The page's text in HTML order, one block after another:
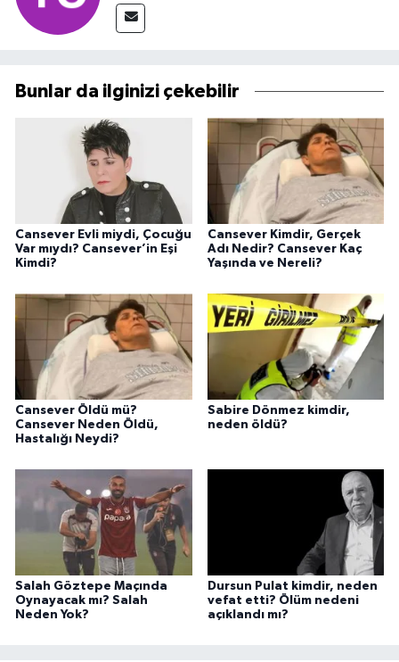
Bunlar da ilginizi çekebilir
Cansever Evli miydi, Çocuğu
Var mıydı? Cansever’in Eşi
Kimdi?
Cansever Kimdir, Gerçek
Adı Nedir? Cansever Kaç
Yaşında ve Nereli?
Cansever Öldü mü?
Cansever Neden Öldü,
Hastalığı Neydi?
Sabire Dönmez kimdir,
neden öldü?
Salah Göztepe Maçında
Oynayacak mı? Salah
Neden Yok?
Dursun Pulat kimdir, neden
vefat etti? Ölüm nedeni
açıklandı mı?